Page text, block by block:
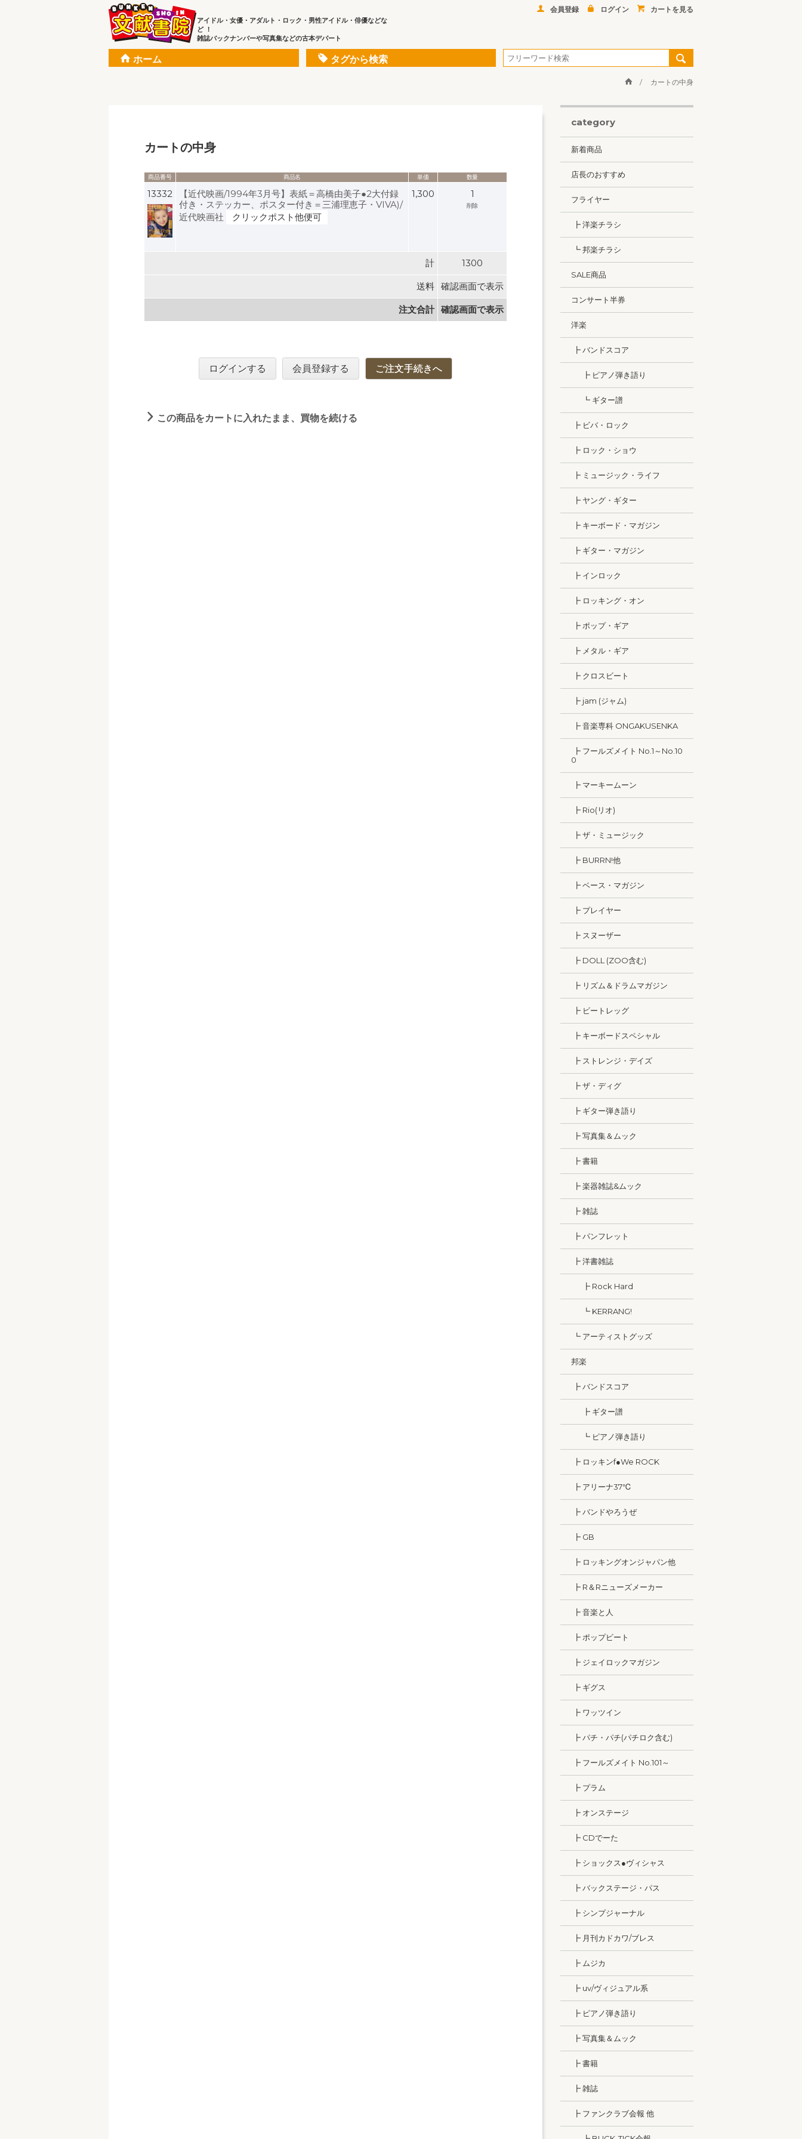
アイドル・女優・アダルト・ロック・男性アイドル・俳優などな
ど ！
雑誌バックナンバーや写真集などの古本デパート
会員登録 ログイン カートを見る
ホーム タグから検索
カートの中身
カートの中身
商品番号 商品名 単価 数量
13332
【近代映画/1994年3月号】表紙＝高橋由美子●2大付録
付き・ステッカー、ポスター付き＝三浦理恵子・VIVA)/
近代映画社
クリックポスト他便可
1,300 1
削除
計 1300
送料 確認画面で表示
注文合計 確認画面で表示
ログインする 会員登録する ご注文手続きへ
この商品をカートに入れたまま、買物を続ける
category
新着商品
店長のおすすめ
フライヤー
┣ 洋楽チラシ
┗ 邦楽チラシ
SALE商品
コンサート半券
洋楽
┣ バンドスコア
┣ ピアノ弾き語り
┗ ギター譜
┣ ビバ・ロック
┣ ロック・ショウ
┣ ミュージック・ライフ
┣ ヤング・ギター
┣ キーボード・マガジン
┣ ギター・マガジン
┣ インロック
┣ ロッキング・オン
┣ ポップ・ギア
┣ メタル・ギア
┣ クロスビート
┣ jam (ジャム)
┣ 音楽専科 ONGAKUSENKA
┣ フールズメイト No.1～No.10
0
┣ マーキームーン
┣ Rio(リオ)
┣ ザ・ミュージック
┣ BURRN!他
┣ ベース・マガジン
┣ プレイヤー
┣ スヌーザー
┣ DOLL (ZOO含む)
┣ リズム＆ドラムマガジン
┣ ビートレッグ
┣ キーボードスペシャル
┣ ストレンジ・デイズ
┣ ザ・ディグ
┣ ギター弾き語り
┣ 写真集＆ムック
┣ 書籍
┣ 楽器雑誌&ムック
┣ 雑誌
┣ パンフレット
┣ 洋書雑誌
┣ Rock Hard
┗ KERRANG!
┗ アーティストグッズ
邦楽
┣ バンドスコア
┣ ギター譜
┗ ピアノ弾き語り
┣ ロッキンf●We ROCK
┣ アリーナ37℃
┣ バンドやろうぜ
┣ GB
┣ ロッキングオンジャパン他
┣ R＆Rニューズメーカー
┣ 音楽と人
┣ ポップビート
┣ ジェイロックマガジン
┣ ギグス
┣ ワッツイン
┣ パチ・パチ(パチロク含む)
┣ フールズメイト No.101～
┣ プラム
┣ オンステージ
┣ CDでーた
┣ ショックス●ヴィシャス
┣ バックステージ・パス
┣ シンプジャーナル
┣ 月刊カドカワ/ブレス
┣ ムジカ
┣ uv/ヴィジュアル系
┣ ピアノ弾き語り
┣ 写真集＆ムック
┣ 書籍
┣ 雑誌
┣ ファンクラブ会報 他